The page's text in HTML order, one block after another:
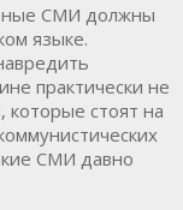
СМИ должны
языке.
практически не
которые стоят на
СМИ давно